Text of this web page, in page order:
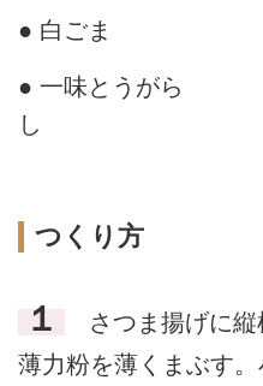
● 白ごま
● 一味とうがら
し
つくり方
１
さつま揚げに縦
薄力粉を薄くまぶす